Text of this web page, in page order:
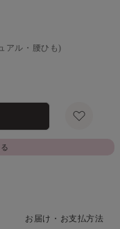
アル・腰ひも)
お届け・お支払方法